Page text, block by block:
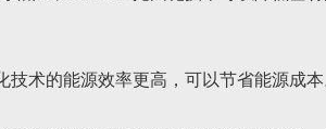
技术的能源效率更高，可以节省能源成本